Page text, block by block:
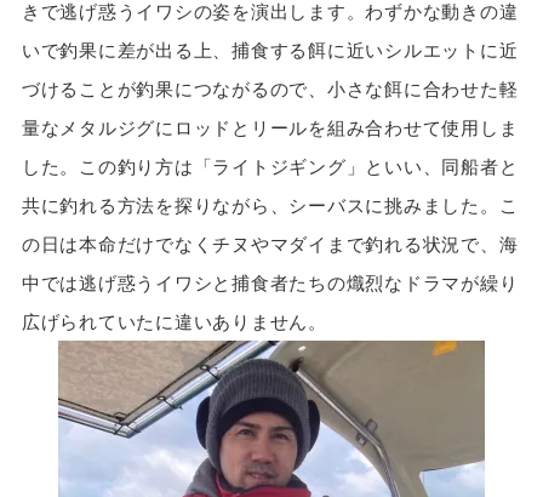
きで逃げ惑うイワシの姿を演出します。わずかな動きの違
いで釣果に差が出る上、捕食する餌に近いシルエットに近
づけることが釣果につながるので、小さな餌に合わせた軽
量なメタルジグにロッドとリールを組み合わせて使用しま
した。この釣り方は「ライトジギング」といい、同船者と
共に釣れる方法を探りながら、シーバスに挑みました。こ
の日は本命だけでなくチヌやマダイまで釣れる状況で、海
中では逃げ惑うイワシと捕食者たちの熾烈なドラマが繰り
広げられていたに違いありません。